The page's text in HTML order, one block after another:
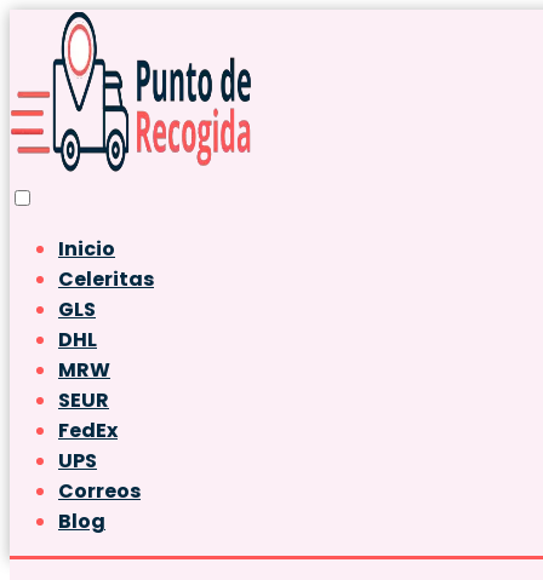
Inicio
Celeritas
GLS
DHL
MRW
SEUR
FedEx
UPS
Correos
Blog